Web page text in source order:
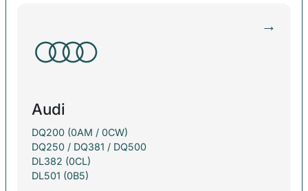
Audi
DQ200 (0AM / 0CW)
DQ250 / DQ381 / DQ500
DL382 (0CL)
DL501 (0B5)
→